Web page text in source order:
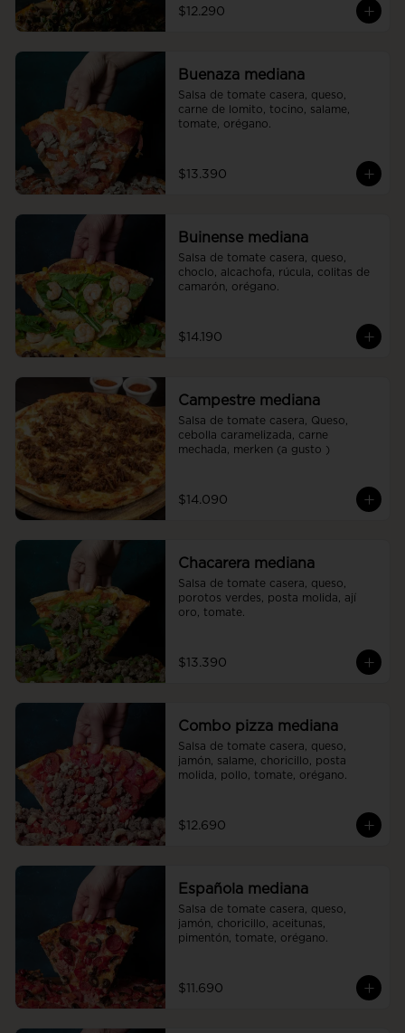
$12.290
Buenaza mediana
Salsa de tomate casera, queso,
carne de lomito, tocino, salame,
tomate, orégano.
$13.390
Buinense mediana
Salsa de tomate casera, queso,
choclo, alcachofa, rúcula, colitas de
camarón, orégano.
$14.190
Campestre mediana
Salsa de tomate casera, Queso,
cebolla caramelizada, carne
mechada, merken (a gusto )
$14.090
Chacarera mediana
Salsa de tomate casera, queso,
porotos verdes, posta molida, ají
oro, tomate.
$13.390
Combo pizza mediana
Salsa de tomate casera, queso,
jamón, salame, choricillo, posta
molida, pollo, tomate, orégano.
$12.690
Española mediana
Salsa de tomate casera, queso,
jamón, choricillo, aceitunas,
pimentón, tomate, orégano.
$11.690